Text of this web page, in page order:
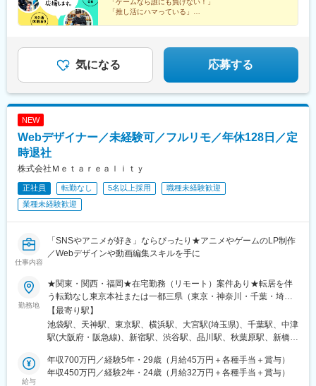
「ゲームなら誰にも負けない！」
「推し活にハマっている」
何かに熱中できる＝「オタク気質」は大きな才能！
オタ活手当・オタ活休暇もあり！
気になる 応募する
NEW
Webデザイナー／未経験可／フルリモ／年休128日／定
時退社
株式会社Ｍｅｔａｒｅａｌｉｔｙ
正社員 転勤なし 5名以上採用
職種未経験歓迎
業種未経験歓迎
仕事内容
「SNSやアニメが好き」ならぴったり★アニメやゲームのLP制作
／Webデザインや動画編集スキルを手に
勤務地
★関東・関西・福岡★在宅勤務（リモート）案件あり★転居を伴
う転勤なし東京本社または一都三県（東京・神奈川・千葉・埼
玉）、関西、福岡のプロジェクト先＜本社＞東京都豊島区東池袋
一丁目17番11号 パークハイツ池袋1105号◎アクセス：JR・私
鉄・地下鉄各線「池袋駅」より徒歩4分＜大阪支社＞大阪府大阪市
分 阪神「大阪梅田駅」より徒歩8分 大阪
メトロ御堂筋線「梅田駅」より徒歩10分＜福岡支社＞福岡県福岡
【最寄り駅】
池袋駅、天神駅、東京駅、横浜駅、大宮駅(埼玉県)、千葉駅、中津
駅(大阪府・阪急線)、新宿駅、渋谷駅、品川駅、秋葉原駅、新橋
駅、新大阪駅、淀屋橋駅、北浜駅(大阪府)、堺筋本町駅、心斎橋
駅、なんば駅(地下鉄)、京橋駅(大阪府)、大阪ビジネスパーク駅、
給与
年収700万円／経験5年・29歳（月給45万円＋各種手当＋賞与）
年収450万円／経験2年・24歳（月給32万円＋各種手当＋賞与）